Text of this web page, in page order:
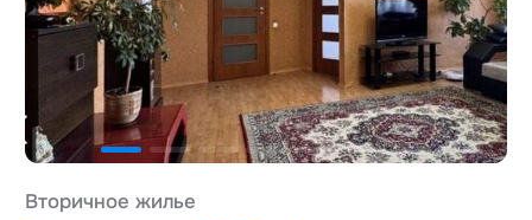
Вторичное жилье